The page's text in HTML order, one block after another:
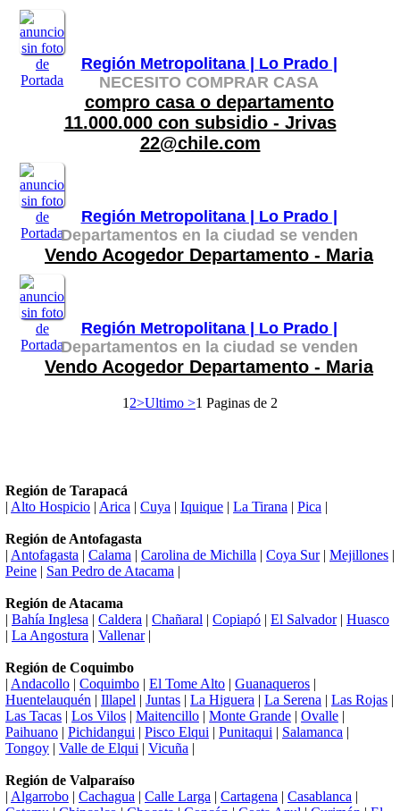
Región Metropolitana | Lo Prado |
NECESITO COMPRAR CASA
compro casa o departamento
11.000.000 con subsidio - Jrivas
22@chile.com
Región Metropolitana | Lo Prado |
Departamentos en la ciudad se venden
Vendo Acogedor Departamento - Maria
Región Metropolitana | Lo Prado |
Departamentos en la ciudad se venden
Vendo Acogedor Departamento - Maria
1 2>Ultimo >1 Paginas de 2
Región de Tarapacá
| Alto Hospicio | Arica | Cuya | Iquique | La Tirana | Pica |
Región de Antofagasta
| Antofagasta | Calama | Carolina de Michilla | Coya Sur| Mejillones |
Peine | San Pedro de Atacama |
Región de Atacama
| Bahía Inglesa | Caldera | Chañaral | Copiapó | El Salvador| Huasco
| La Angostura | Vallenar|
Región de Coquimbo
| Andacollo | Coquimbo | El Tome Alto | Guanaqueros |
Huentelauquén | Illapel | Juntas | La Higuera | La Serena | Las Rojas |
Las Tacas | Los Vilos | Maitencillo | Monte Grande | Ovalle |
Paihuano | Pichidangui | Pisco Elqui | Punitaqui | Salamanca |
Tongoy | Valle de Elqui | Vicuña |
Región de Valparaíso
| Algarrobo | Cachagua | Calle Larga | Cartagena | Casablanca |